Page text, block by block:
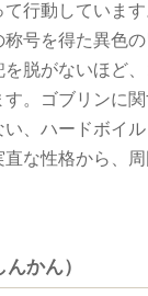
行動していま
号を得た異色の
脱がないほど
。ゴブリンに
、ハードボイ
直な性格から、
かん）